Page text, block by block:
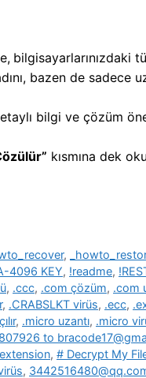
bilgisayarlarınızdaki
bazen de sadece
bilgi ve çözüm
kısmına dek
,
4096 KEY, !readme,
, .ccc, .com çözüm, .com
, .CRABSLKT virüs, .ecc,
, .micro uzantı, .micro
to
, # Decrypt My
,